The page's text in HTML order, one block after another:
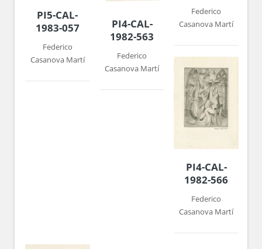
PI5-CAL-
1983-057
Federico
Casanova Martí
PI4-CAL-
1982-563
Federico
Casanova Martí
Federico
Casanova Martí
PI4-CAL-
1982-566
Federico
Casanova Martí